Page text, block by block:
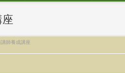
講師養成講座